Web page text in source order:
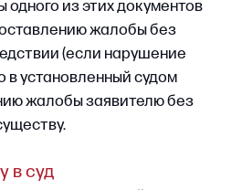
обжалуемого
судебную
может опираться
не только к отказу
но и осложняют
в вышестоящие